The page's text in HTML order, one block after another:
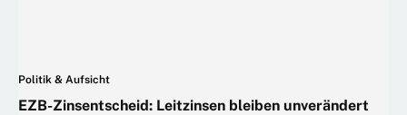
Politik & Aufsicht
EZB-Zinsentscheid: Leitzinsen bleiben unverändert